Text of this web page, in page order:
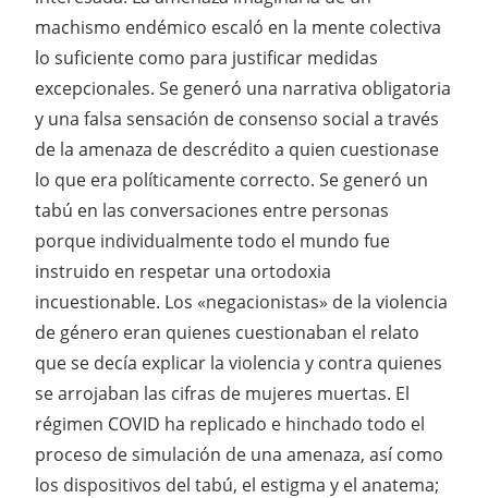
machismo endémico escaló en la mente colectiva
lo suficiente como para justificar medidas
excepcionales. Se generó una narrativa obligatoria
y una falsa sensación de consenso social a través
de la amenaza de descrédito a quien cuestionase
lo que era políticamente correcto. Se generó un
tabú en las conversaciones entre personas
porque individualmente todo el mundo fue
instruido en respetar una ortodoxia
incuestionable. Los «negacionistas» de la violencia
de género eran quienes cuestionaban el relato
que se decía explicar la violencia y contra quienes
se arrojaban las cifras de mujeres muertas. El
régimen COVID ha replicado e hinchado todo el
proceso de simulación de una amenaza, así como
los dispositivos del tabú, el estigma y el anatema;